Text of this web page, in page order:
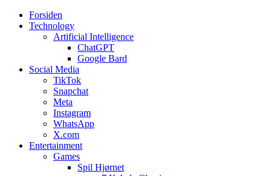
Web3zero.dk
Web3zero.dk
Forsiden
Technology
Artificial Intelligence
ChatGPT
Google Bard
Social Media
TikTok
Snapchat
Meta
Instagram
WhatsApp
X.com
Entertainment
Games
Spil Hjørnet